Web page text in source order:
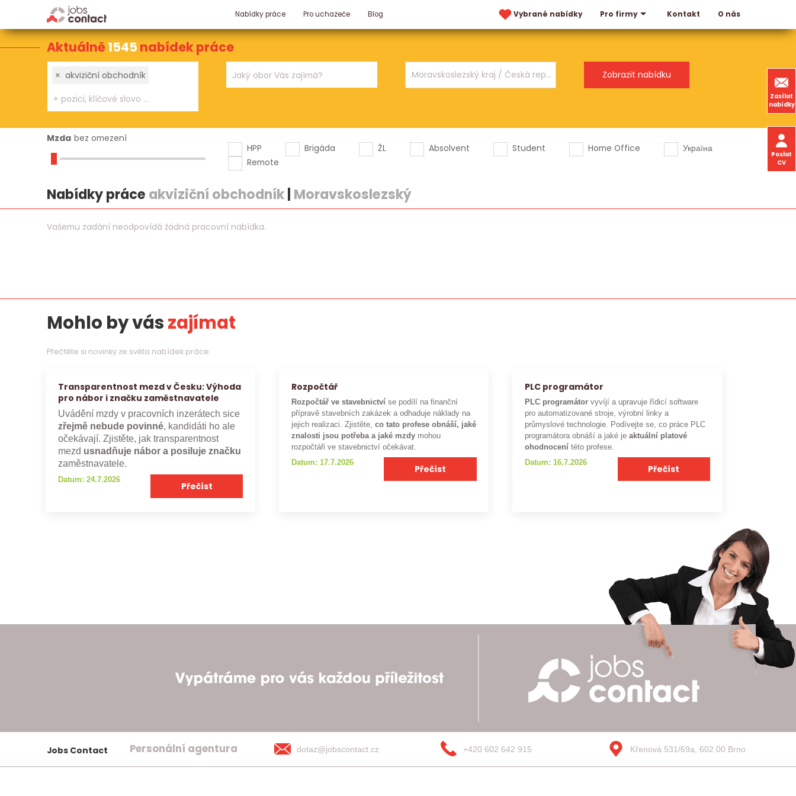
Nabídky práce Pro uchazeče Blog Vybrané nabídky Pro firmy Kontakt O nás
Zasílat
nabídky
Poslat
CV
Aktuálně1545 nabídek práce
× akviziční obchodník
Mzda bez omezení
HPP
Brigáda ŽL Absolvent Student Home Office
Україна
Remote
Nabídky práce akviziční obchodník| Moravskoslezský
Vašemu zadání neodpovídá žádná pracovní nabídka.
Mohlo by vászajímat
Přečtěte si novinky ze světa nabídek práce
Transparentnost mezd v Česku: Výhoda
pro nábor i značku zaměstnavatele
Uvádění mzdy v pracovních inzerátech sice
zřejmě nebude povinné, kandidáti ho ale
očekávají. Zjistěte, jak transparentnost
mezd usnadňuje nábor a posiluje značku
zaměstnavatele.
Datum: 24.7.2026
Přečíst
Rozpočtář
Rozpočtář ve stavebnictví se podílí na finanční
přípravě stavebních zakázek a odhaduje náklady na
jejich realizaci. Zjistěte,co tato profese obnáší, jaké
znalosti jsou potřeba a jaké mzdy mohou
rozpočtáři ve stavebnictví očekávat.
Datum: 17.7.2026
Přečíst
PLC programátor
PLC programátor vyvíjí a upravuje řídicí software
pro automatizované stroje, výrobní linky a
průmyslové technologie. Podívejte se, co práce PLC
programátora obnáší a jaké je aktuální platové
ohodnocení této profese.
Datum: 16.7.2026
Přečíst
Jobs Contact Personální agentura dotaz@jobscontact.cz +420 602 642 915 Křenová 531/69a, 602 00 Brno